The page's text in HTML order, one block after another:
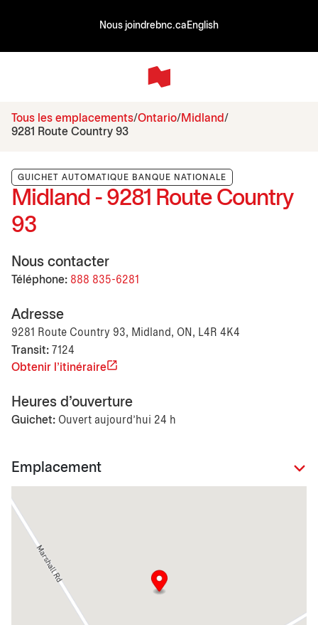
Nous joindrebnc.ca English
Tous les emplacements Ontario Midland
9281 Route Country 93
GUICHET AUTOMATIQUE BANQUE NATIONALE
Midland - 9281 Route Country
93
Nous contacter
Téléphone: 888 835-6281
Adresse
9281 Route Country 93, Midland, ON, L4R 4K4
Transit: 7124
Obtenir l'itinéraire
Heures d'ouverture
Guichet: Ouvert aujourd’hui 24 h
Emplacement